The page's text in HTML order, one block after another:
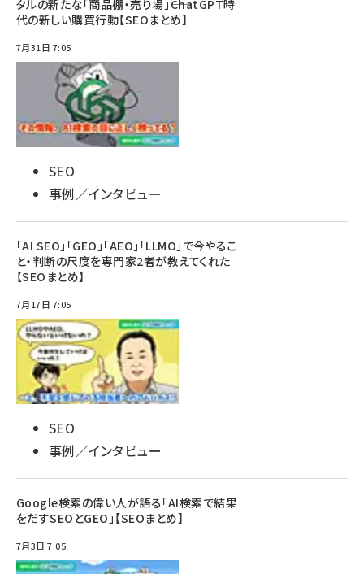
タルの新たな「商品棚・売り場」――ChatGPT時
代の新しい購買行動【SEOまとめ】
7月31日 7:05
SEO
事例／インタビュー
「AI SEO」「GEO」「AEO」「LLMO」で今やるこ
と・判断の尺度を専門家2者が教えてくれた
【SEOまとめ】
7月17日 7:05
SEO
事例／インタビュー
Google検索の偉い人が語る「AI検索で結果
をだすSEOとGEO」【SEOまとめ】
7月3日 7:05